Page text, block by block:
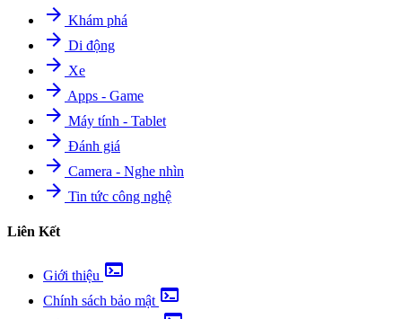
arrow_forward Khám phá
arrow_forward Di động
arrow_forward Xe
arrow_forward Apps - Game
arrow_forward Máy tính - Tablet
arrow_forward Đánh giá
arrow_forward Camera - Nghe nhìn
arrow_forward Tin tức công nghệ
Liên Kết
Giới thiệu terminal
Chính sách bảo mật terminal